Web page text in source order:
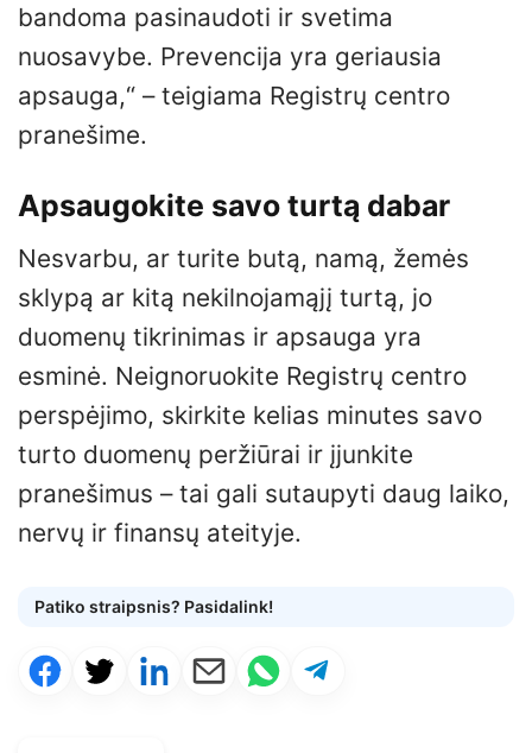
bandoma pasinaudoti ir svetima
nuosavybe. Prevencija yra geriausia
apsauga,“ – teigiama Registrų centro
pranešime.
Apsaugokite savo turtą dabar
Nesvarbu, ar turite butą, namą, žemės
sklypą ar kitą nekilnojamąjį turtą, jo
duomenų tikrinimas ir apsauga yra
esminė. Neignoruokite Registrų centro
perspėjimo, skirkite kelias minutes savo
turto duomenų peržiūrai ir įjunkite
pranešimus – tai gali sutaupyti daug laiko,
nervų ir finansų ateityje.
Patiko straipsnis? Pasidalink!